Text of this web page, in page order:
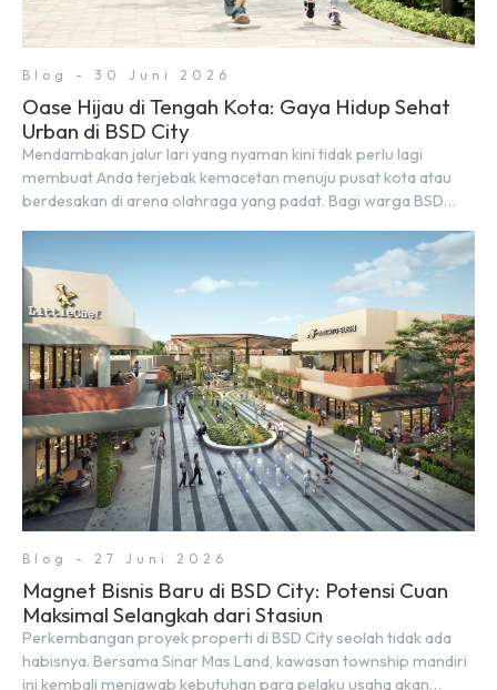
Blog - 30 Juni 2026
Oase Hijau di Tengah Kota: Gaya Hidup Sehat
Urban di BSD City
Mendambakan jalur lari yang nyaman kini tidak perlu lagi
membuat Anda terjebak kemacetan menuju pusat kota atau
berdesakan di arena olahraga yang padat. Bagi warga BSD
sekitar yang rindang, estetik, dan menenangkan. Sebagai
kawasan township terpadu, BSD City terus bertransformasi
menjadi area hunian modern yang sangat mendukung […]
Blog - 27 Juni 2026
Magnet Bisnis Baru di BSD City: Potensi Cuan
Maksimal Selangkah dari Stasiun
Perkembangan proyek properti di BSD City seolah tidak ada
habisnya. Bersama Sinar Mas Land, kawasan township mandiri
ini kembali menjawab kebutuhan para pelaku usaha akan